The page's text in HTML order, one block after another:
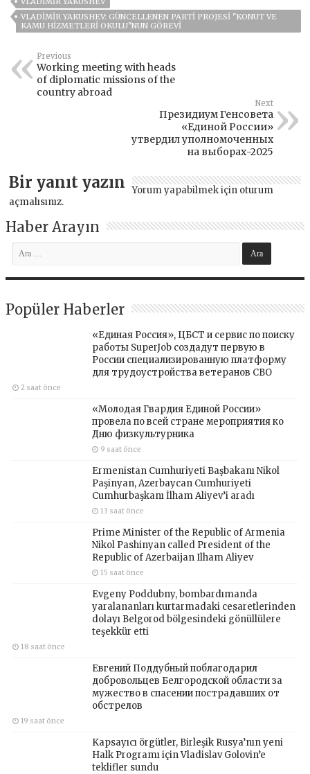
VLADIMIR YAKUSHEV: GÜNCELLENEN PARTI PROJESI "KONUT VE
KAMU HIZMETLERI OKULU"NUN GÖREVI
Previous
Working meeting with heads
of diplomatic missions of the
country abroad
Next
Президиум Генсовета
«Единой России»
утвердил уполномоченных
на выборах-2025
Bir yanıt yazın Yorum yapabilmek için oturum
açmalısınız.
Haber Arayın
Popüler Haberler
«Единая Россия», ЦБСТ и сервис по поиску
работы SuperJob создадут первую в
России специализированную платформу
для трудоустройства ветеранов СВО
2 saat önce
«Молодая Гвардия Единой России»
провела по всей стране мероприятия ко
Дню физкультурника
9 saat önce
Ermenistan Cumhuriyeti Başbakanı Nikol
Paşinyan, Azerbaycan Cumhuriyeti
Cumhurbaşkanı İlham Aliyev’i aradı
13 saat önce
Prime Minister of the Republic of Armenia
Nikol Pashinyan called President of the
Republic of Azerbaijan Ilham Aliyev
15 saat önce
Evgeny Poddubny, bombardımanda
yaralananları kurtarmadaki cesaretlerinden
dolayı Belgorod bölgesindeki gönüllülere
teşekkür etti
18 saat önce
Евгений Поддубный поблагодарил
добровольцев Белгородской области за
мужество в спасении пострадавших от
обстрелов
19 saat önce
Kapsayıcı örgütler, Birleşik Rusya’nın yeni
Halk Programı için Vladislav Golovin’e
teklifler sundu